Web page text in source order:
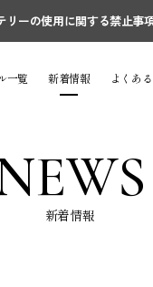
リーの使用に関する禁止事
一覧 新着情報 よくあ
新着情報